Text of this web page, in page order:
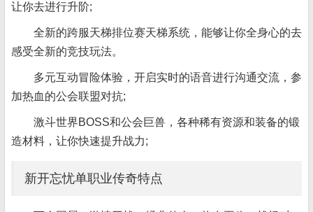
让你去进行升阶;
全新的跨服天梯排位赛天梯系统，能够让你全身心的去
感受全新的竞技玩法。
多元互动冒险体验，开启实时的语音进行沟通交流，参
加热血的公会联盟对抗;
激斗世界BOSS和公会巨兽，各种稀有资源和装备的锻
造材料，让你快速提升战力;
新开忘忧单职业传奇特点